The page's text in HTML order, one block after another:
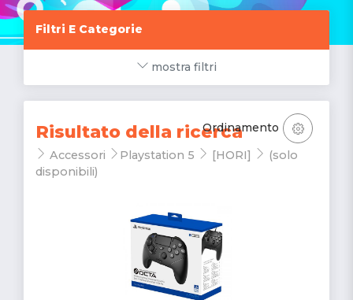
Filtri E Categorie
mostra filtri
Risultato della ricerca
Accessori Playstation 5 [HORI]
(solo
disponibili)
Ordinamento